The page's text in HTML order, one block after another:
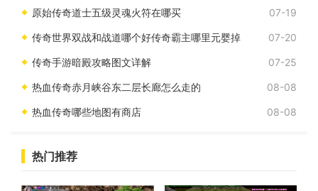
原始传奇道士五级灵魂火符在哪买 07-19
传奇世界双战和战道哪个好传奇霸主哪里元婴掉 07-20
传奇手游暗殿攻略图文详解 07-25
热血传奇赤月峡谷东二层长廊怎么走的 08-08
热血传奇哪些地图有商店 08-08
热门推荐